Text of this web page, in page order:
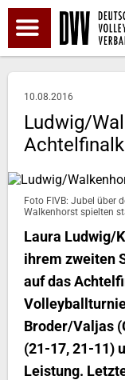
10.08.2016
Ludwig/
Foto FIVB: Jubel über
Walkenhorst spielten
Laura Ludwig/
ihrem zweiten
auf das
Broder/Valjas
(21-17, 21-11)
Leistung.